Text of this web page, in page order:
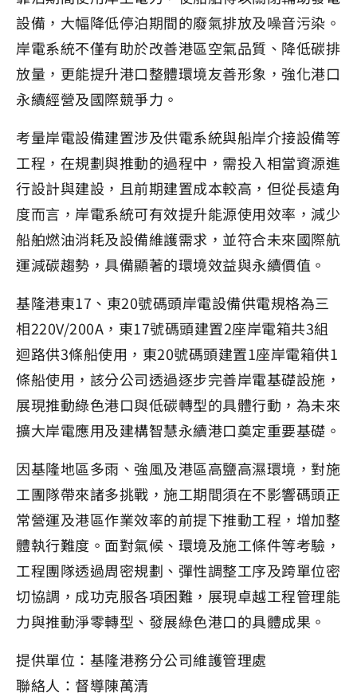
設備，大幅降低停泊期間的廢氣排放及噪音污染。
岸電系統不僅有助於改善港區空氣品質、降低碳排
放量，更能提升港口整體環境友善形象，強化港口
永續經營及國際競爭力。
考量岸電設備建置涉及供電系統與船岸介接設備等
工程，在規劃與推動的過程中，需投入相當資源進
行設計與建設，且前期建置成本較高，但從長遠角
度而言，岸電系統可有效提升能源使用效率，減少
船舶燃油消耗及設備維護需求，並符合未來國際航
運減碳趨勢，具備顯著的環境效益與永續價值。
基隆港東17、東20號碼頭岸電設備供電規格為三
相220V/200A，東17號碼頭建置2座岸電箱共3組
迴路供3條船使用，東20號碼頭建置1座岸電箱供1
條船使用，該分公司透過逐步完善岸電基礎設施，
展現推動綠色港口與低碳轉型的具體行動，為未來
擴大岸電應用及建構智慧永續港口奠定重要基礎。
因基隆地區多雨、強風及港區高鹽高濕環境，對施
工團隊帶來諸多挑戰，施工期間須在不影響碼頭正
常營運及港區作業效率的前提下推動工程，增加整
體執行難度。面對氣候、環境及施工條件等考驗，
工程團隊透過周密規劃、彈性調整工序及跨單位密
切協調，成功克服各項困難，展現卓越工程管理能
力與推動淨零轉型、發展綠色港口的具體成果。
提供單位：基隆港務分公司維護管理處
聯絡人：督導陳萬清